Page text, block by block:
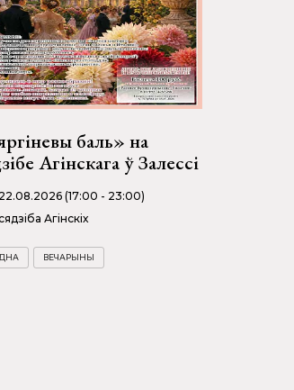
баль» на
Агінскага ў Залессі
22.08.2026 (17:00 - 23:00)
Агінскіх
ВЕЧАРЫНЫ